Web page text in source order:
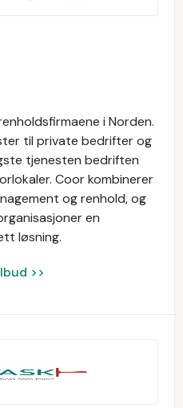
i Norden.
til private bedrifter og
tjenesten bedriften
Coor kombinerer
og renhold, og
en
løsning.
>>